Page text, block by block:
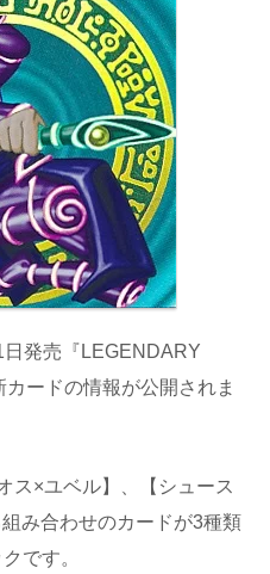
日発売『LEGENDARY
ードの情報が公開されま
ス×ユベル】、【シュース
み合わせのカードが3種類
です。